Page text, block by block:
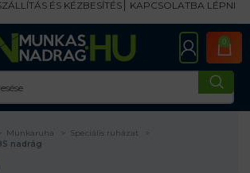
ÉS KÉZBESÍTÉS KAPCSOLATBA LÉPNI
0
Munkaruha
Speciális ruházat
nadrág